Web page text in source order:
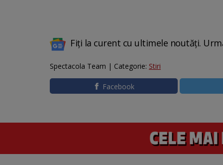
Fiți la curent cu ultimele noutăți.
Spectacola Team | Categorie: Stiri
Facebook